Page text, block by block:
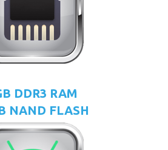
DDR3 RAM
NAND FLASH